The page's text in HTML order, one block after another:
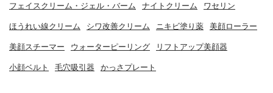
フェイスクリーム・ジェル・バーム ナイトクリーム ワセリン
ほうれい線クリーム シワ改善クリーム ニキビ塗り薬 美顔ローラー
美顔スチーマー ウォーターピーリング リフトアップ美顔器
小顔ベルト 毛穴吸引器 かっさプレート